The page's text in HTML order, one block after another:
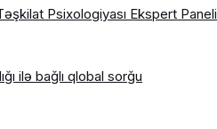
Psixologiyası Ekspert Paneli
ilə bağlı qlobal sorğu